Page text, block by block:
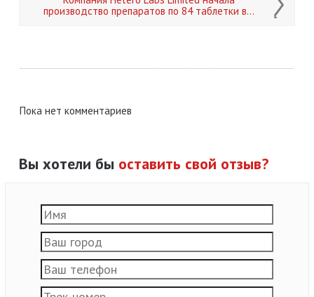
производство препаратов по 84 таблетки в...
Пока нет комментариев
Вы хотели бы оставить свой отзыв?